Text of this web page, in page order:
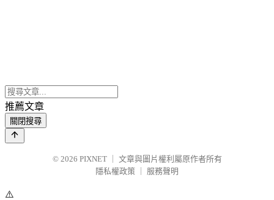
推薦文章
關閉搜尋
© 2026 PIXNET
文章與圖片權利屬原作者所有
隱私權政策
服務聲明
⚠️